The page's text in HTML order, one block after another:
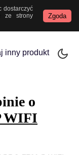
dostarczyć
ze strony
Zgoda
inny produkt
o
WIFI